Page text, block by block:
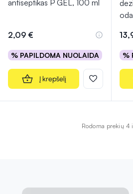
antiseptikas P GEL, 100 ml
2,09 €
% PAPILDOMA NUOLAIDA
Į krepšelį
%
Rodoma prekių 4